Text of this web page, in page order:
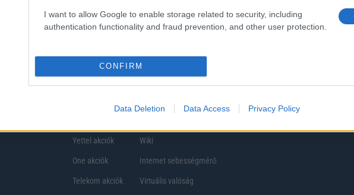
I want to allow Google to enable storage related to security, including
authentication functionality and fraud prevention, and other user protection.
CONFIRM
Data Deletion Data Access Privacy Policy
preferenciákkal rendelkezik, így a választásuk eltérhet. Azonban azok, akik számára fontos a nagyobb kijelző,
Yettel akciók
One akciók
Telekom akciók
Wiki
Internet sebességmérő
Virtuális valóság